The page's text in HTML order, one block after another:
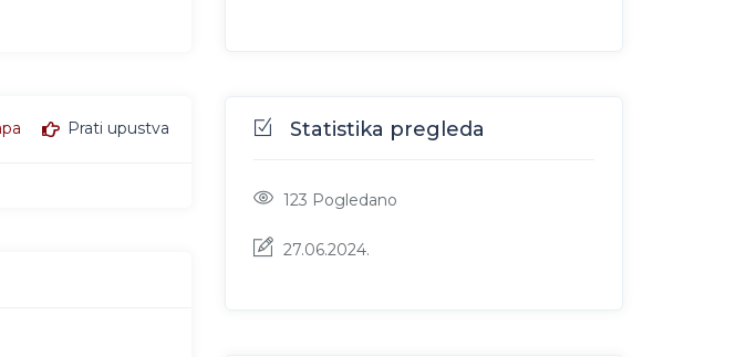
Prati upustva Statistika pregleda
123 Pogledano
27.06.2024.